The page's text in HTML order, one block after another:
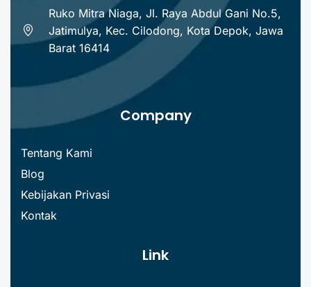
Ruko Mitra Niaga, Jl. Raya Abdul Gani No.5,
Jatimulya, Kec. Cilodong, Kota Depok, Jawa
Barat 16414
Company
Tentang Kami
Blog
Kebijakan Privasi
Kontak
Link